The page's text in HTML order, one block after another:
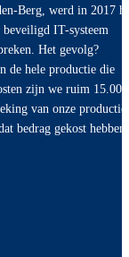
Berg, werd in 2017
beveiligd IT-systeem
Het gevolg?
de hele productie die
zijn we ruim 15.000
van onze productie.
bedrag gekost